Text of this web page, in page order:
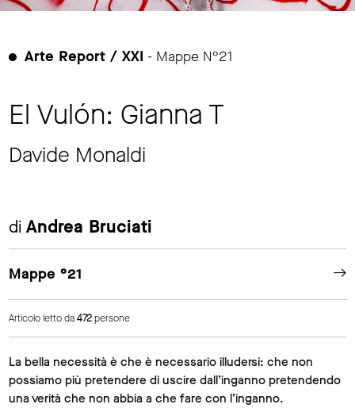
Arte Report / XXI - Mappe N°21
El Vulón: Gianna T
Davide Monaldi
di Andrea Bruciati
Mappe °21
Articolo letto da472persone
La bella necessità è che è necessario illudersi: che non
possiamo più pretendere di uscire dall’inganno pretendendo
una verità che non abbia a che fare con l’inganno.